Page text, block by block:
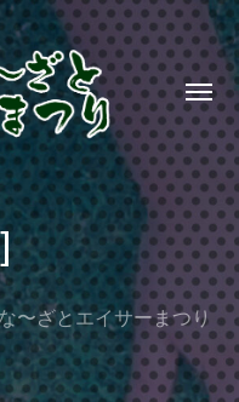
menu
〜ざとエイサーまつり